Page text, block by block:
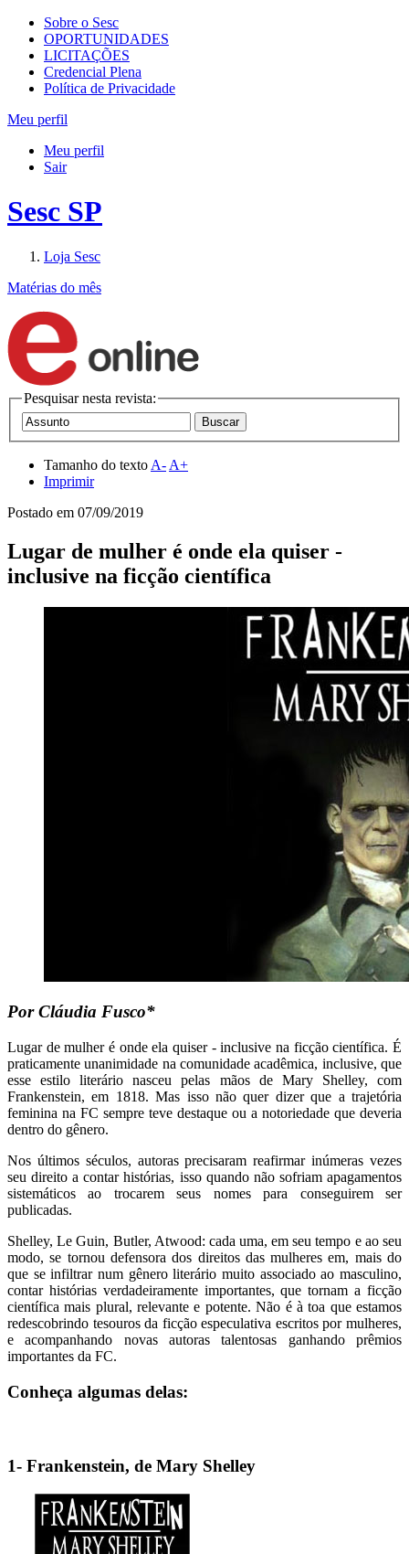
Sobre o Sesc
OPORTUNIDADES
LICITAÇÕES
Credencial Plena
Política de Privacidade
Meu perfil
Meu perfil
Sair
Sesc SP
Loja Sesc
Matérias do mês
Pesquisar nesta revista:
Tamanho do texto A- A+
Imprimir
Postado em 07/09/2019
Lugar de mulher é onde ela quiser -
inclusive na ficção científica
Por Cláudia Fusco*
Lugar de mulher é onde ela quiser - inclusive na ficção científica. É
praticamente unanimidade na comunidade acadêmica, inclusive, que
esse estilo literário nasceu pelas mãos de Mary Shelley, com
Frankenstein, em 1818. Mas isso não quer dizer que a trajetória
feminina na FC sempre teve destaque ou a notoriedade que deveria
dentro do gênero.
Nos últimos séculos, autoras precisaram reafirmar inúmeras vezes
seu direito a contar histórias, isso quando não sofriam apagamentos
sistemáticos ao trocarem seus nomes para conseguirem ser
publicadas.
Shelley, Le Guin, Butler, Atwood: cada uma, em seu tempo e ao seu
modo, se tornou defensora dos direitos das mulheres em, mais do
que se infiltrar num gênero literário muito associado ao masculino,
contar histórias verdadeiramente importantes, que tornam a ficção
científica mais plural, relevante e potente. Não é à toa que estamos
redescobrindo tesouros da ficção especulativa escritos por mulheres,
e acompanhando novas autoras talentosas ganhando prêmios
importantes da FC.
Conheça algumas delas:
1- Frankenstein, de Mary Shelley